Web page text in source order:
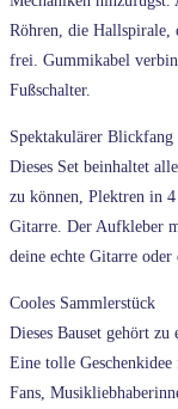
Röhren, die Hallspirale,
frei. Gummikabel
Fußschalter.
Spektakulärer Blickfang
Dieses Set beinhaltet
zu können, Plektren in
Gitarre. Der Aufkleber
deine echte Gitarre oder
Cooles Sammlerstück
Dieses Bauset gehört
Eine tolle
Fans,